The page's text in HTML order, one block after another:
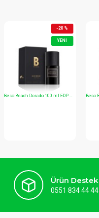
YENI
Ürün Destek
0551 834 44 44